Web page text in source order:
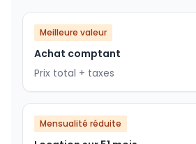
Meilleure valeur
Achat comptant
Prix total + taxes
Mensualité réduite